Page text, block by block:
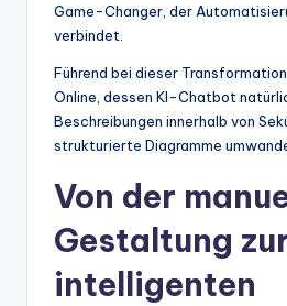
&
S
ft
w
Game-Changer, der
verbindet.
Führend bei dieser
Online, dessen KI-Chatbot
Beschreibungen innerhalb von
strukturierte Diagramme
Von der
Gestaltung
intelligenten